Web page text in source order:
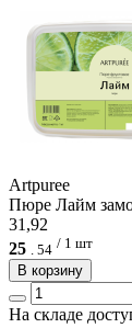
Artpuree
Пюре Лайм
31,92
25 . 54 / 1 шт
В корзину
На складе